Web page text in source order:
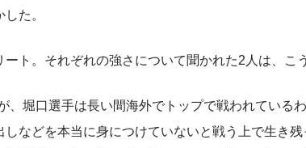
た。
ト。それぞれの強さについて聞かれた2人は、こ
、堀口選手は長い間海外でトップで戦われている
などを本当に身につけていないと戦う上で生き